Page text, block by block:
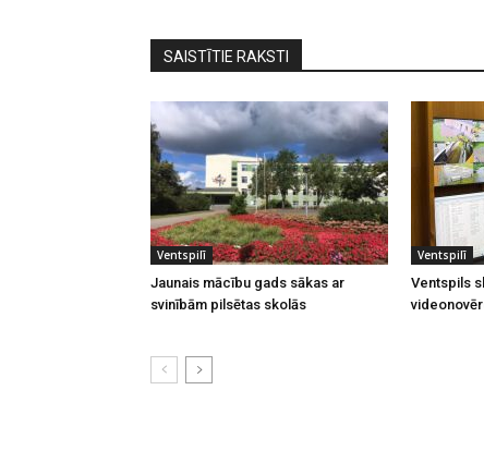
SAISTĪTIE RAKSTI
Ventspilī
Jaunais mācību gads sākas ar
svinībām pilsētas skolās
Ventspilī
Ventspils